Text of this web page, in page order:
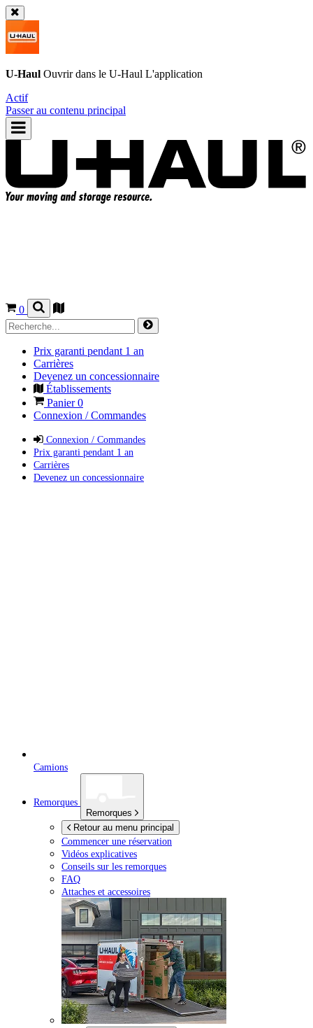
U-Haul Ouvrir dans le U-Haul L'application
Actif
Passer au contenu principal
0
Prix garanti pendant 1 an
Carrières
Devenez un concessionnaire
Établissements
Panier0
Connexion / Commandes
Connexion / Commandes
Prix garanti pendant 1 an
Carrières
Devenez un concessionnaire
Camions
Remorques
Remorques
Retour au menu principal
Commencer une réservation
Vidéos explicatives
Conseils sur les remorques
FAQ
Attaches et accessoires